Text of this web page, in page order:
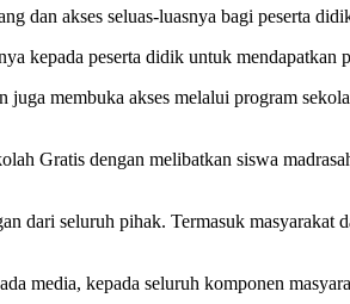
dan akses seluas-luasnya bagi peserta
kepada peserta didik untuk
membuka akses melalui program
Gratis dengan melibatkan siswa
dari seluruh pihak. Termasuk masyarakat
media, kepada seluruh komponen